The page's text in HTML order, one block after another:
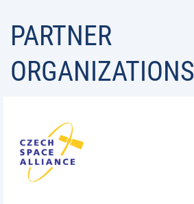
PARTNER
ORGANIZATIONS